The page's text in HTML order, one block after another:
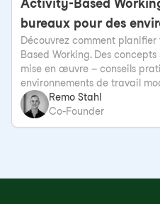
Activity-Based
bureaux pour des
Découvrez comment
Based Working. Des
mise en œuvre – conseils
environnements de travail
Remo Stahl
Co-Founder